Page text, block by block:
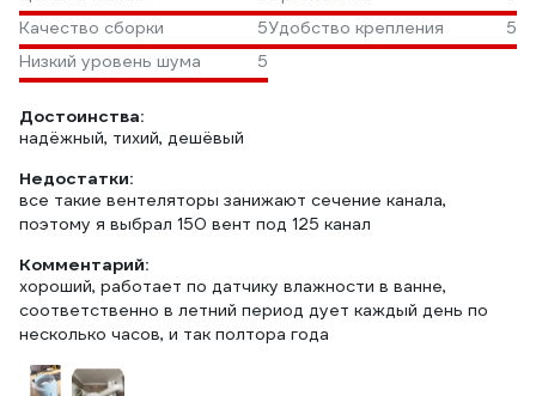
Качество сборки
5Удобство крепления
5
Низкий уровень шума
5
Достоинства:
надёжный, тихий, дешёвый
Недостатки:
все такие вентеляторы занижают сечение канала,
поэтому я выбрал 150 вент под 125 канал
Комментарий:
хороший, работает по датчику влажности в ванне,
соответственно в летний период дует каждый день по
несколько часов, и так полтора года